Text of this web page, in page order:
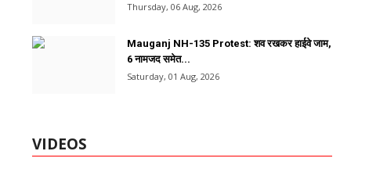
Thursday, 06 Aug, 2026
Mauganj NH-135 Protest: शव रखकर हाईवे जाम,
6 नामजद समेत...
Saturday, 01 Aug, 2026
VIDEOS